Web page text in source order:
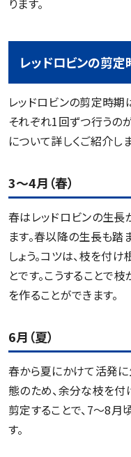
ります。
レッドロビンの剪定
レッドロビンの剪定時
それぞれ1回ずつ行うの
について詳しくご紹介しま
3～4月（春）
春はレッドロビンの生長
ます。春以降の生長も踏
しょう。コツは、枝を付
とです。こうすることで
を作ることができます。
6月（夏）
春から夏にかけて活発に
態のため、余分な枝を付
剪定することで、7～8
す。